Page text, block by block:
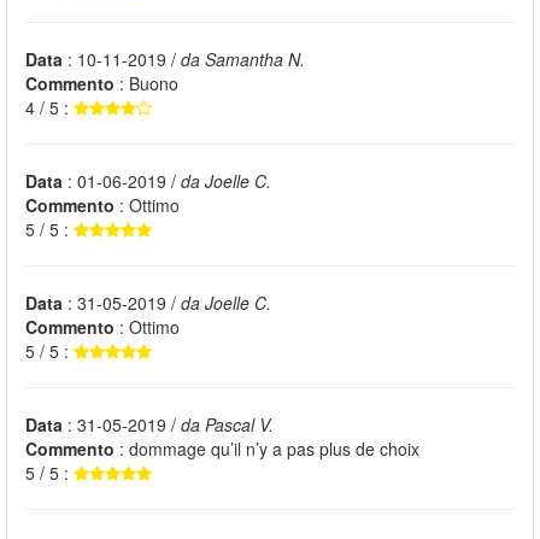
Data : 10-11-2019 / da Samantha N.
Commento : Buono
4 / 5 :
Data : 01-06-2019 / da Joelle C.
Commento : Ottimo
5 / 5 :
Data : 31-05-2019 / da Joelle C.
Commento : Ottimo
5 / 5 :
Data : 31-05-2019 / da Pascal V.
Commento : dommage qu’il n’y a pas plus de choix
5 / 5 :